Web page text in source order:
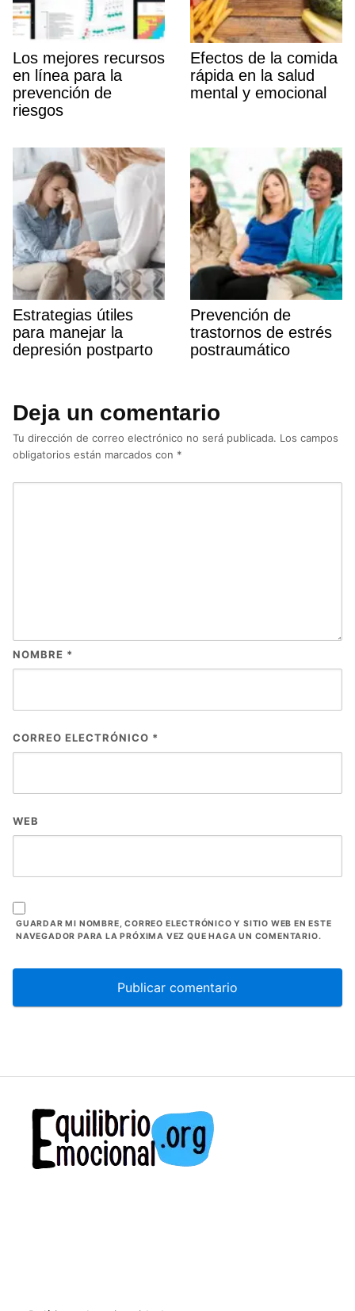
Los mejores recursos
en lí­nea para la
prevención de
riesgos
Efectos de la comida
rápida en la salud
mental y emocional
Estrategias útiles
para manejar la
depresión postparto
Prevención de
trastornos de estrés
postraumático
Deja un comentario
Tu dirección de correo electrónico no será publicada. Los campos
obligatorios están marcados con *
NOMBRE *
CORREO ELECTRÓNICO *
WEB
GUARDAR MI NOMBRE, CORREO ELECTRÓNICO Y SITIO WEB EN ESTE
NAVEGADOR PARA LA PRÓXIMA VEZ QUE HAGA UN COMENTARIO.